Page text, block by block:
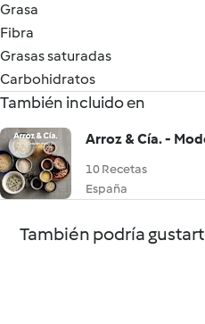
Grasa
Fibra
Grasas saturadas
Carbohidratos
También incluido en
Arroz & Cía. -
10 Recetas
España
También podría